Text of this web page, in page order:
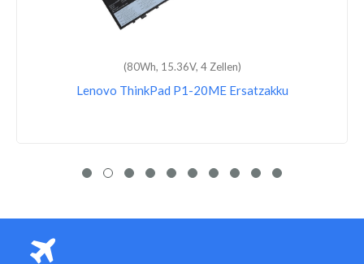
(45Wh, 15.36V, 4 Zellen)
Lenovo ideapad C340-14IWL-81N4009WIV Ersatzakku